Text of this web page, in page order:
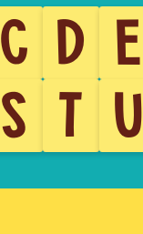
C D E
S T U